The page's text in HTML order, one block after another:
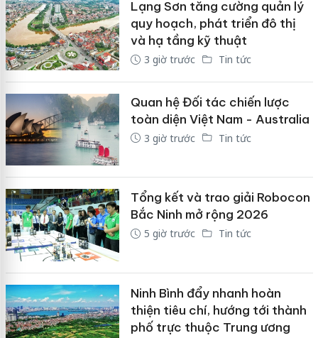
Lạng Sơn tăng cường quản lý
quy hoạch, phát triển đô thị
và hạ tầng kỹ thuật
3 giờ trước Tin tức
Quan hệ Đối tác chiến lược
toàn diện Việt Nam - Australia
3 giờ trước Tin tức
Tổng kết và trao giải Robocon
Bắc Ninh mở rộng 2026
5 giờ trước Tin tức
Ninh Bình đẩy nhanh hoàn
thiện tiêu chí, hướng tới thành
phố trực thuộc Trung ương